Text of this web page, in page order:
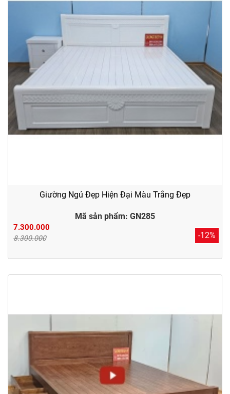
Giường Ngủ Đẹp Hiện Đại Màu Trắng Đẹp
Mã sản phẩm: GN285
7.300.000
8.300.000 -12%